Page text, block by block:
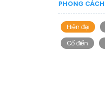
PHONG CÁCH
Hiện đại
Cổ điển